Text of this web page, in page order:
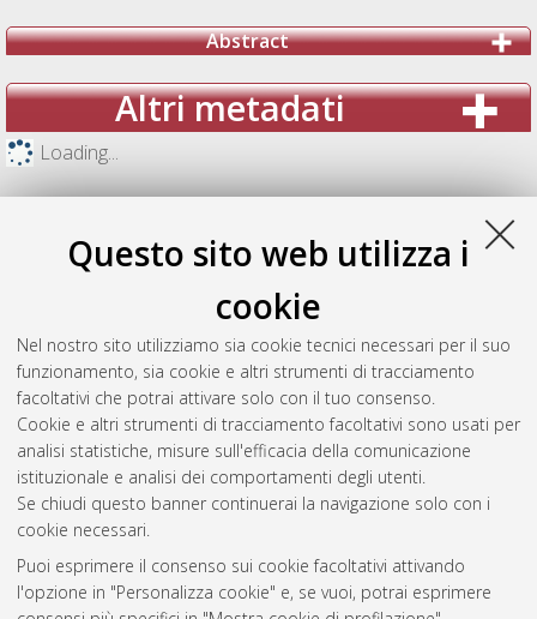
Questo sito web utilizza i
cookie
Nel nostro sito utilizziamo sia cookie tecnici necessari per il suo
funzionamento, sia cookie e altri strumenti di tracciamento
facoltativi che potrai attivare solo con il tuo consenso.
Cookie e altri strumenti di tracciamento facoltativi sono usati per
analisi statistiche, misure sull'efficacia della comunicazione
istituzionale e analisi dei comportamenti degli utenti.
Se chiudi questo banner continuerai la navigazione solo con i
cookie necessari.
Puoi esprimere il consenso sui cookie facoltativi attivando
l'opzione in "Personalizza cookie" e, se vuoi, potrai esprimere
Abstract
Altri metadati
Loading...
Gestione del documento:
Atom
Rss 1.0